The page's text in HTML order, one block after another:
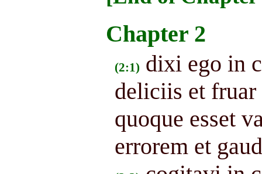
Chapter 2
(2:1) dixi ego in
deliciis et
quoque esset
errorem et